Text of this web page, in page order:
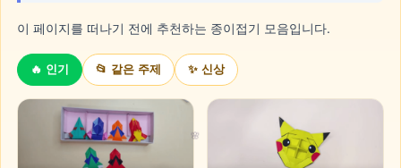
🌸
이 페이지를 떠나기 전에 추천하는 종이접기 모음입니다.
🔥 인기 📂 같은 주제 ✨ 신상